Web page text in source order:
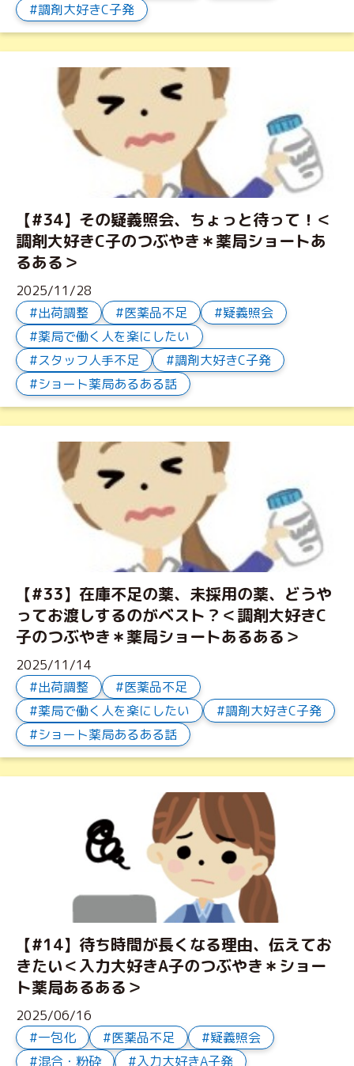
調剤大好きC子発
【#34】その疑義照会、ちょっと待って！＜
調剤大好きC子のつぶやき＊薬局ショートあ
るある＞
2025/11/28
出荷調整
医薬品不足
疑義照会
薬局で働く人を楽にしたい
スタッフ人手不足
調剤大好きC子発
ショート薬局あるある話
【#33】在庫不足の薬、未採用の薬、どうや
ってお渡しするのがベスト？＜調剤大好きC
子のつぶやき＊薬局ショートあるある＞
2025/11/14
出荷調整
医薬品不足
薬局で働く人を楽にしたい
調剤大好きC子発
ショート薬局あるある話
【#14】待ち時間が長くなる理由、伝えてお
きたい＜入力大好きA子のつぶやき＊ショー
ト薬局あるある＞
2025/06/16
一包化
医薬品不足
疑義照会
混合・粉砕
入力大好きA子発